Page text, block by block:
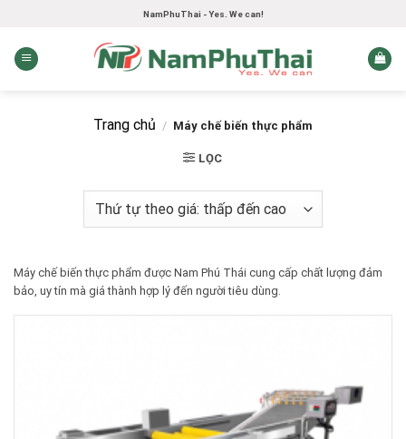
content
NamPhuThai - Yes. We can!
Trang chủ / Máy chế biến thực phẩm
LỌC
Máy chế biến thực phẩm được Nam Phú Thái cung cấp chất lượng đảm
bảo, uy tín mà giá thành hợp lý đến người tiêu dùng.